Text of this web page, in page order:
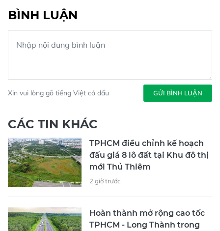
BÌNH LUẬN
Xin vui lòng gõ tiếng Việt có dấu GỬI BÌNH LUẬN
CÁC TIN KHÁC
TPHCM điều chỉnh kế hoạch
đấu giá 8 lô đất tại Khu đô thị
mới Thủ Thiêm
2 giờ trước
Hoàn thành mở rộng cao tốc
TPHCM - Long Thành trong